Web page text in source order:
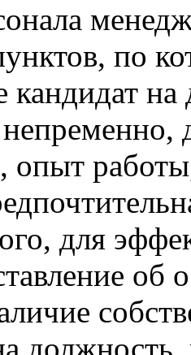
по
кандидат
опыт
для
об